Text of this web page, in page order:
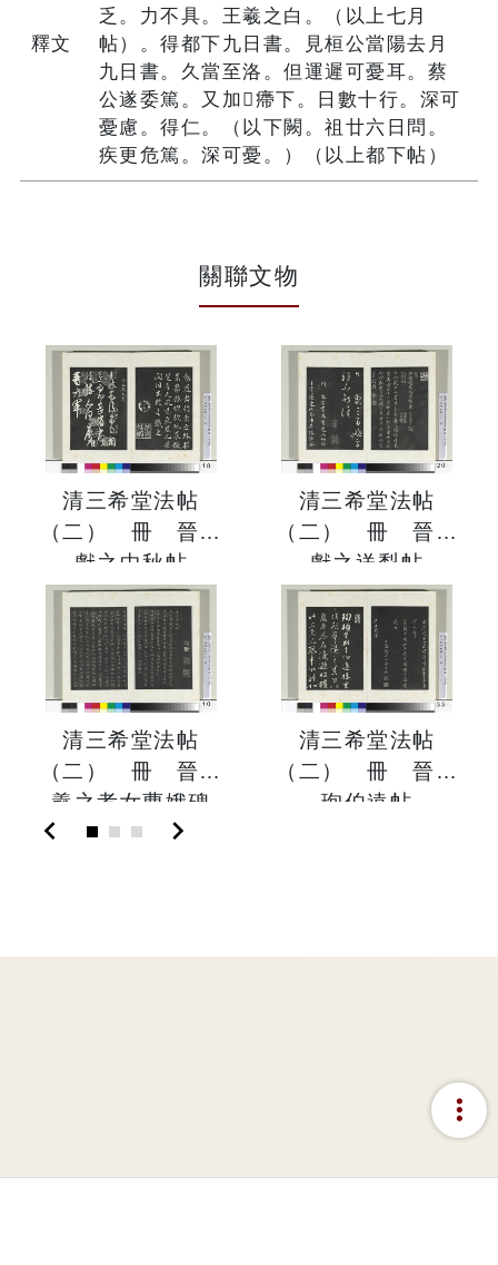
釋文
乏。力不具。王羲之白。（以上七月
帖）。得都下九日書。見桓公當陽去月
九日書。久當至洛。但運遲可憂耳。蔡
公遂委篤。又加㿃下。日數十行。深可
憂慮。得仁。（以下闕。祖廿六日問。
疾更危篤。深可憂。）（以上都下帖）
關聯文物
清三希堂法帖
（二） 冊 晉王
獻之中秋帖
清三希堂法帖
（二） 冊 晉王
獻之送梨帖
清三希堂法帖
（二） 冊 晉王
羲之孝女曹娥碑
清三希堂法帖
（二） 冊 晉王
珣伯遠帖
chevron_left chevron_right
more_vert